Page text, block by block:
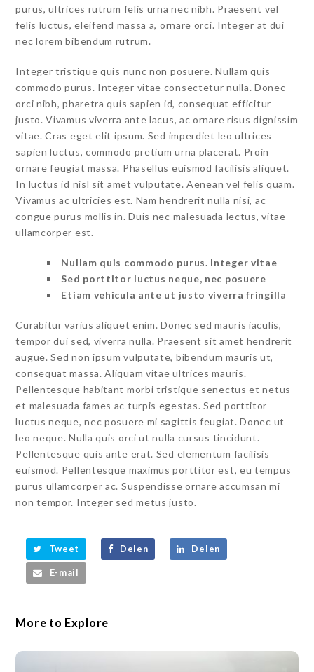
purus, ultrices rutrum felis urna nec nibh. Praesent vel
felis luctus, eleifend massa a, ornare orci. Integer at dui
nec lorem bibendum rutrum.
Integer tristique quis nunc non posuere. Nullam quis
commodo purus. Integer vitae consectetur nulla. Donec
orci nibh, pharetra quis sapien id, consequat efficitur
justo. Vivamus viverra ante lacus, ac ornare risus dignissim
vitae. Cras eget elit ipsum. Sed imperdiet leo ultrices
sapien luctus, commodo pretium urna placerat. Proin
ornare feugiat massa. Phasellus euismod facilisis aliquet.
In luctus id nisl sit amet vulputate. Aenean vel felis quam.
Vivamus ac ultricies est. Nam hendrerit nulla nisi, ac
congue purus mollis in. Duis nec malesuada lectus, vitae
ullamcorper est.
Nullam quis commodo purus. Integer vitae
Sed porttitor luctus neque, nec posuere
Etiam vehicula ante ut justo viverra fringilla
Curabitur varius aliquet enim. Donec sed mauris iaculis,
tempor dui sed, viverra nulla. Praesent sit amet hendrerit
augue. Sed non ipsum vulputate, bibendum mauris ut,
consequat massa. Aliquam vitae ultrices mauris.
Pellentesque habitant morbi tristique senectus et netus
et malesuada fames ac turpis egestas. Sed porttitor
luctus neque, nec posuere mi sagittis feugiat. Donec ut
leo neque. Nulla quis orci ut nulla cursus tincidunt.
Pellentesque quis ante erat. Sed elementum facilisis
euismod. Pellentesque maximus porttitor est, eu tempus
purus ullamcorper ac. Suspendisse ornare accumsan mi
non tempor. Integer sed metus justo.
Tweet Delen Delen
E-mail
More to Explore